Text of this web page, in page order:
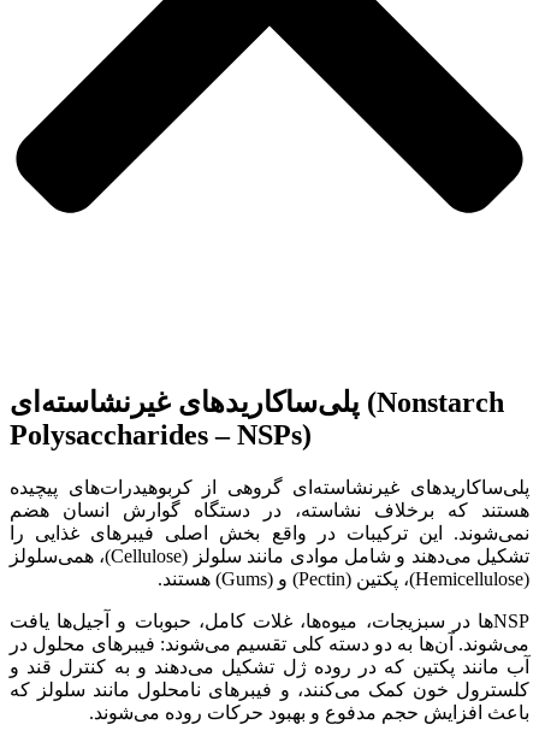
پلی‌ساکاریدهای غیرنشاسته‌ای (Nonstarch
Polysaccharides – NSPs)
پلی‌ساکاریدهای غیرنشاسته‌ای گروهی از کربوهیدرات‌های پیچیده
هستند که برخلاف نشاسته، در دستگاه گوارش انسان هضم
نمی‌شوند. این ترکیبات در واقع بخش اصلی فیبرهای غذایی را
تشکیل می‌دهند و شامل موادی مانند سلولز (Cellulose)، همی‌سلولز
(Hemicellulose)، پکتین (Pectin) و (Gums) هستند.
NSPها در سبزیجات، میوه‌ها، غلات کامل، حبوبات و آجیل‌ها یافت
می‌شوند. آن‌ها به دو دسته کلی تقسیم می‌شوند: فیبرهای محلول در
آب مانند پکتین که در روده ژل تشکیل می‌دهند و به کنترل قند و
کلسترول خون کمک می‌کنند، و فیبرهای نامحلول مانند سلولز که
باعث افزایش حجم مدفوع و بهبود حرکات روده می‌شوند.